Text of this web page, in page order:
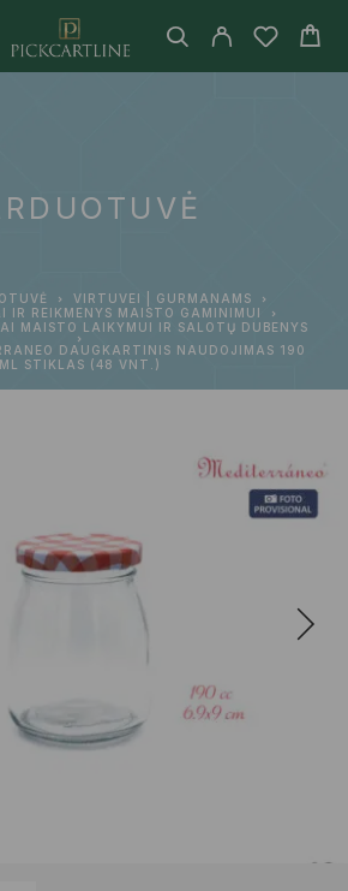
VIRTUVEI | GURMANAMS
IR REIKMENYS MAISTO GAMINIMUI
MAISTO LAIKYMUI IR SALOTŲ DUBENYS
DAUGKARTINIS NAUDOJIMAS 190
ML STIKLAS (48 VNT.)